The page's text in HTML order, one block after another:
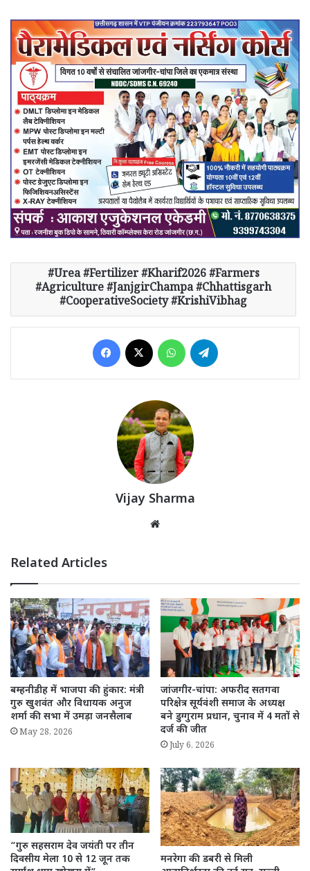
Urea #Fertilizer #Kharif2026 #Farmers
#Agriculture #JanjgirChampa #Chhattisgarh
#CooperativeSociety #KrishiVibhag
Facebook WhatsApp
Vijay Sharma
Related Articles
बम्हनीडीह में भाजपा की हुंकार: मंत्री
गुरु खुशवंत और विधायक अनुज
शर्मा की सभा में उमड़ा जनसैलाब
May 28, 2026
जांजगीर-चांपा: अफरीद सतगवा
परिक्षेत्र सूर्यवंशी समाज के अध्यक्ष
बने डुग्गुराम प्रधान, चुनाव में 4 मतों से
दर्ज की जीत
July 6, 2026
“गुरु सहसराम देव जयंती पर तीन
दिवसीय मेला 10 से 12 जून तक
मनरेगा की डबरी से मिली